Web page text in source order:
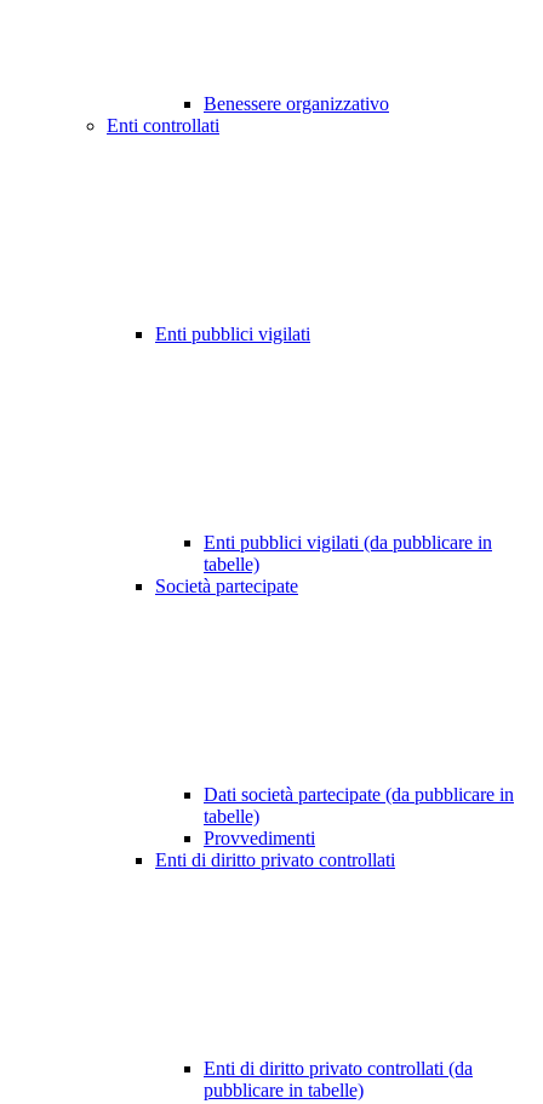
Benessere organizzativo
Enti controllati
Enti pubblici vigilati
Enti pubblici vigilati (da pubblicare in
tabelle)
Società partecipate
Dati società partecipate (da pubblicare in
tabelle)
Provvedimenti
Enti di diritto privato controllati
Enti di diritto privato controllati (da
pubblicare in tabelle)